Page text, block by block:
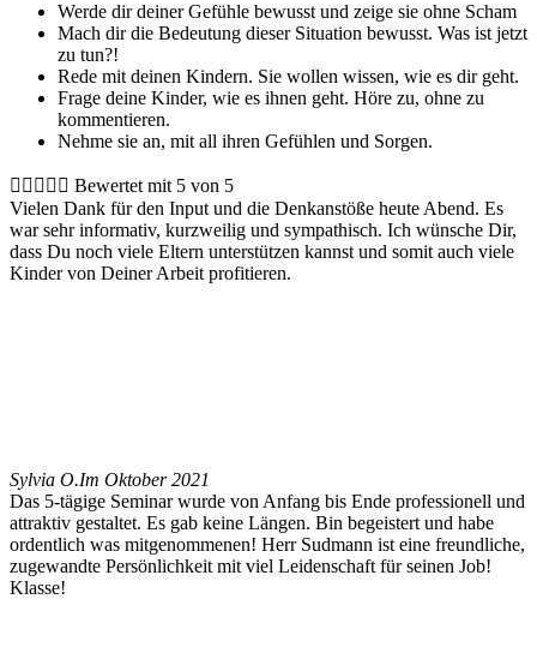
Werde dir deiner Gefühle bewusst und zeige sie ohne Scham
Mach dir die Bedeutung dieser Situation bewusst. Was ist jetzt
zu tun?!
Rede mit deinen Kindern. Sie wollen wissen, wie es dir geht.
Frage deine Kinder, wie es ihnen geht. Höre zu, ohne zu
kommentieren.
Nehme sie an, mit all ihren Gefühlen und Sorgen.
     Bewertet mit 5 von 5
Vielen Dank für den Input und die Denkanstöße heute Abend. Es
war sehr informativ, kurzweilig und sympathisch. Ich wünsche Dir,
dass Du noch viele Eltern unterstützen kannst und somit auch viele
Kinder von Deiner Arbeit profitieren.
Sylvia O.Im Oktober 2021
Das 5-tägige Seminar wurde von Anfang bis Ende professionell und
attraktiv gestaltet. Es gab keine Längen. Bin begeistert und habe
ordentlich was mitgenommenen! Herr Sudmann ist eine freundliche,
zugewandte Persönlichkeit mit viel Leidenschaft für seinen Job!
Klasse!